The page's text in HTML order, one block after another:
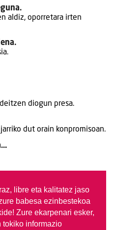
aldiz, oporretara irten
diogun presa.
dut orain konpromisoan.
libre eta kalitatez jaso
babesa ezinbestekoa
Zure ekarpenari esker,
tokiko informazio